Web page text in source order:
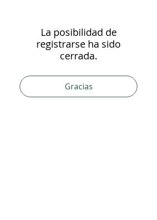
La posibilidad de
registrarse ha sido
cerrada.
Gracias